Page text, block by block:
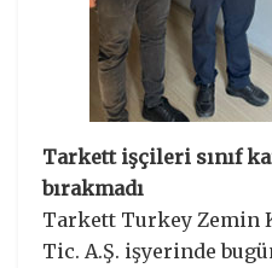
Tarkett işçileri sınıf
bırakmadı
Tarkett Turkey Zemin
Tic. A.Ş. işyerinde